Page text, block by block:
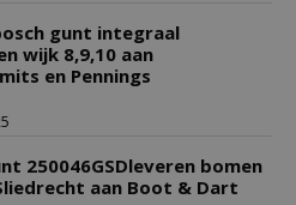
gunt integraal
wijk 8,9,10 aan
en Pennings
250046GSDleveren bomen
aan Boot & Dart